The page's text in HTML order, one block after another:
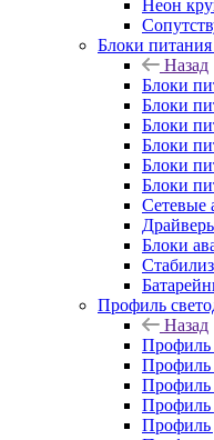
Неон
Блоки питания
Назад
Блоки
Блоки
Блоки
Блоки
Блоки
Блоки
Сетевые
Блоки
Профиль
Назад
Профиль
Профиль
Профиль
Профиль
Профиль